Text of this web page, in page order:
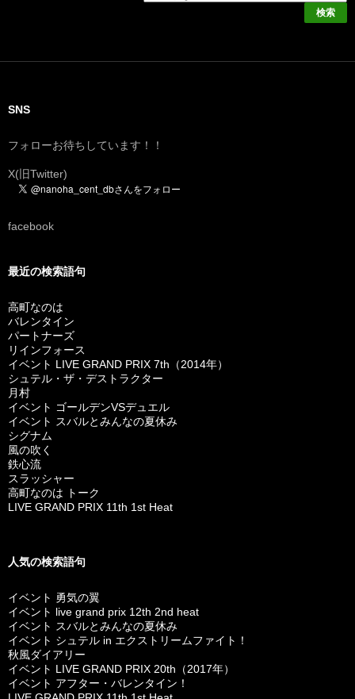
SNS
フォローお待ちしています！！
X(旧Twitter)
facebook
最近の検索語句
高町なのは
バレンタイン
パートナーズ
リインフォース
イベント LIVE GRAND PRIX 7th（2014年）
シュテル・ザ・デストラクター
月村
イベント ゴールデンVSデュエル
イベント スバルとみんなの夏休み
シグナム
風の吹く
鉄心流
スラッシャー
高町なのは トーク
LIVE GRAND PRIX 11th 1st Heat
人気の検索語句
イベント 勇気の翼
イベント live grand prix 12th 2nd heat
イベント スバルとみんなの夏休み
イベント シュテル in エクストリームファイト！
秋風ダイアリー
イベント LIVE GRAND PRIX 20th（2017年）
イベント アフター・バレンタイン！